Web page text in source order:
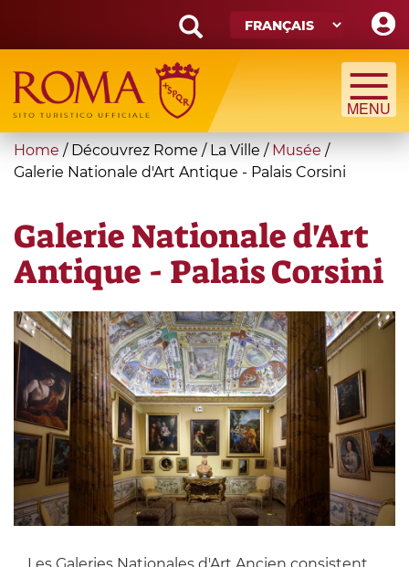
main
content
Search
form
Recherche
You
are
Home / Découvrez Rome / La Ville / Musée /
Galerie Nationale d'Art Antique - Palais Corsini
Galerie Nationale d'Art
Antique - Palais Corsini